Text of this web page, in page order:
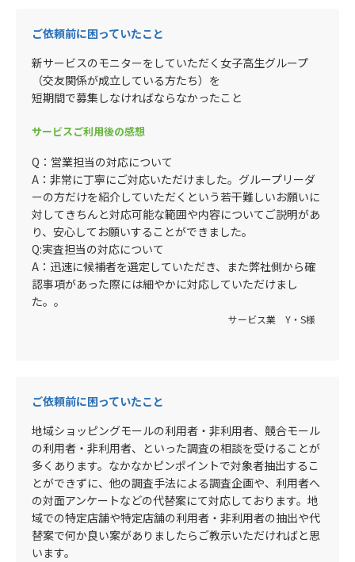
ご依頼前に困っていたこと
新サービスのモニターをしていただく女子高生グループ
（交友関係が成立している方たち）を
短期間で募集しなければならなかったこと
サービスご利用後の感想
Q：営業担当の対応について
A：非常に丁寧にご対応いただけました。グループリーダ
ーの方だけを紹介していただくという若干難しいお願いに
対してきちんと対応可能な範囲や内容についてご説明があ
り、安心してお願いすることができました。
Q:実査担当の対応について
A：迅速に候補者を選定していただき、また弊社側から確
認事項があった際には細やかに対応していただけまし
た。。
サービス業 Y・S様
ご依頼前に困っていたこと
地域ショッピングモールの利用者・非利用者、競合モール
の利用者・非利用者、といった調査の相談を受けることが
多くあります。なかなかピンポイントで対象者抽出するこ
とができずに、他の調査手法による調査企画や、利用者へ
の対面アンケートなどの代替案にて対応しております。地
域での特定店舗や特定店舗の利用者・非利用者の抽出や代
替案で何か良い案がありましたらご教示いただければと思
います。